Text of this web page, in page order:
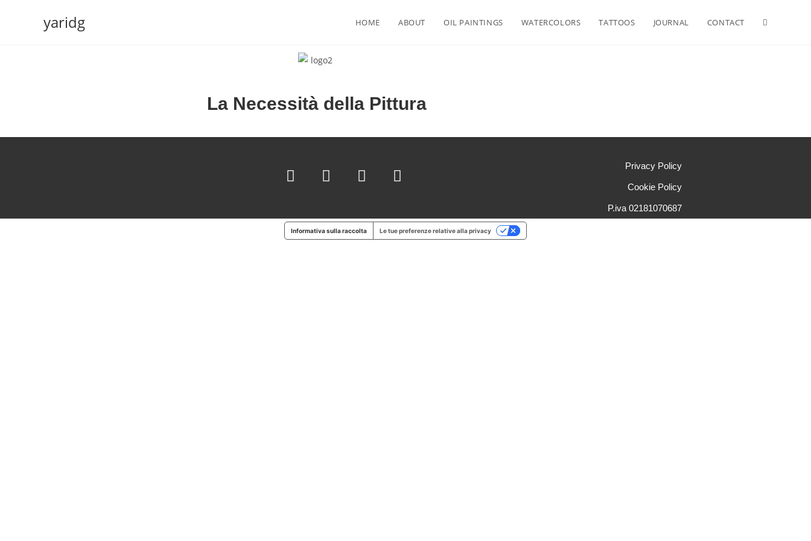
yaridg HOME ABOUT OIL PAINTINGS WATERCOLORS TATTOOS JOURNAL CONTACT
La Necessità della Pittura
Privacy Policy
Cookie Policy
P.iva 02181070687
Informativa sulla raccolta Le tue preferenze relative alla privacy